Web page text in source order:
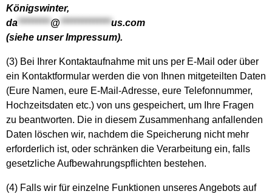
Königswinter,
da*********@**************us.com
(siehe unser Impressum).
(3) Bei Ihrer Kontaktaufnahme mit uns per E-Mail oder über
ein Kontaktformular werden die von Ihnen mitgeteilten Daten
(Eure Namen, eure E-Mail-Adresse, eure Telefonnummer,
Hochzeitsdaten etc.) von uns gespeichert, um Ihre Fragen
zu beantworten. Die in diesem Zusammenhang anfallenden
Daten löschen wir, nachdem die Speicherung nicht mehr
erforderlich ist, oder schränken die Verarbeitung ein, falls
gesetzliche Aufbewahrungspflichten bestehen.
(4) Falls wir für einzelne Funktionen unseres Angebots auf